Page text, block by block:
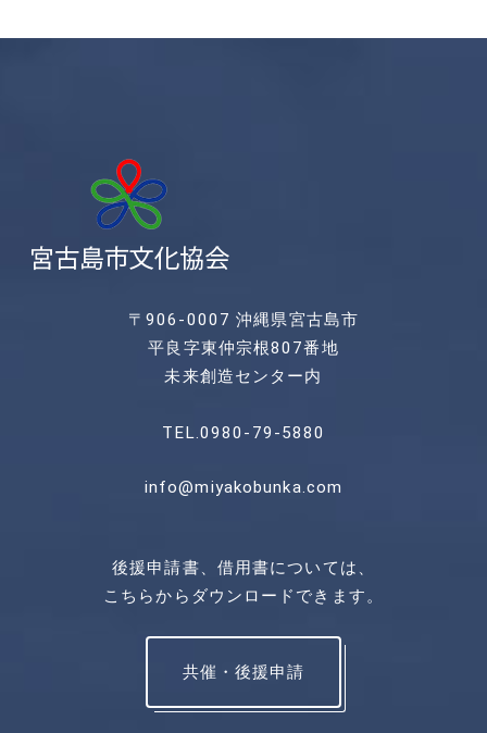
〒906-0007 沖縄県宮古島市
平良字東仲宗根807番地
未来創造センター内
TEL.0980-79-5880
info@miyakobunka.com
後援申請書、借用書については、
こちらからダウンロードできます。
共催・後援申請